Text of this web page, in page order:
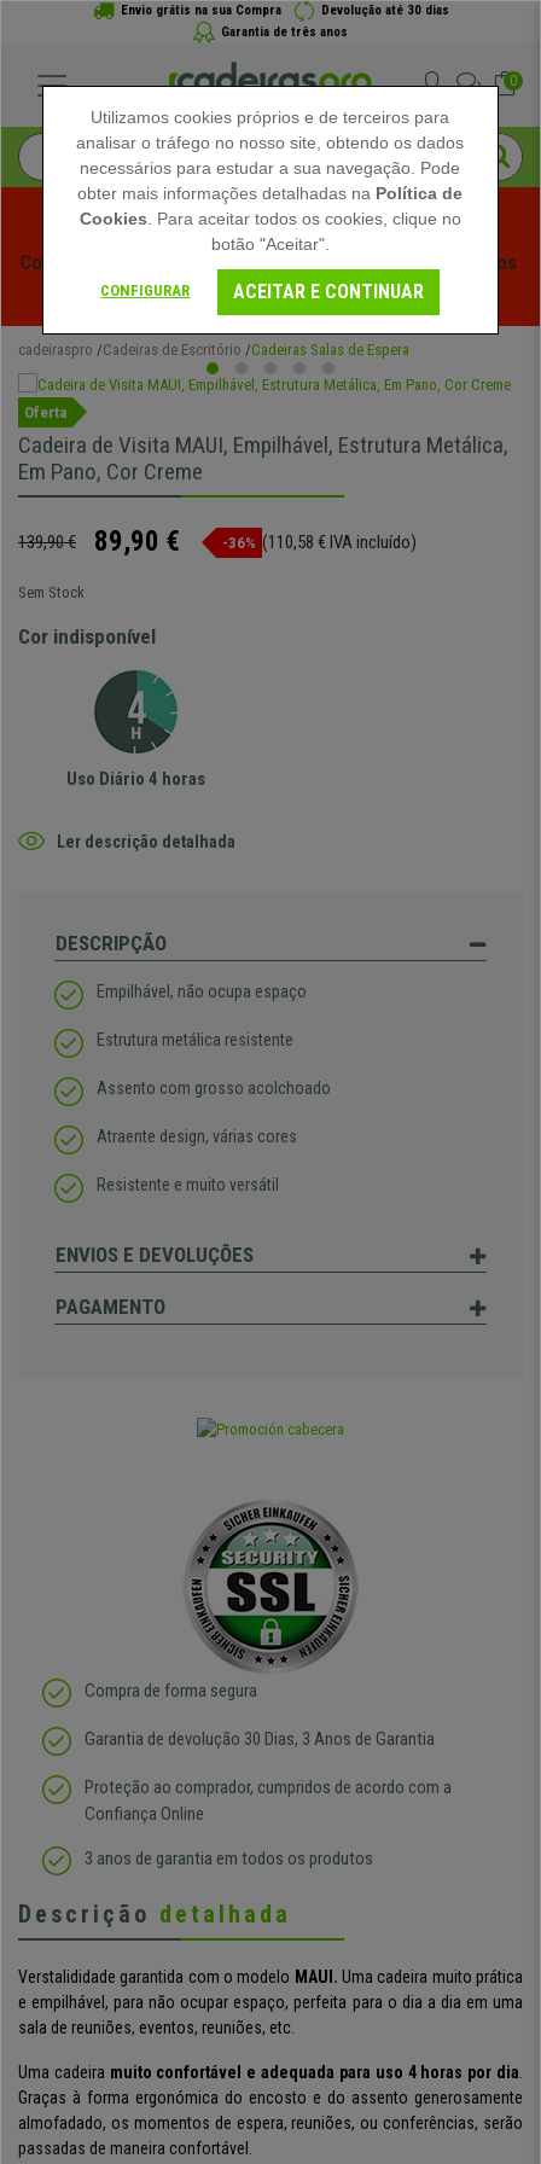
Envio grátis na sua Compra
Devolução até 30 dias
Garantia de três anos
0
Começam os Saldos de Verão em Cadeiraspro! Descontos
Exclusivos por Tempo Limitado - Ver Promoção
cadeiraspro Cadeiras de Escritório Cadeiras Salas de Espera
Oferta
Cadeira de Visita MAUI, Empilhável, Estrutura Metálica,
Em Pano, Cor Creme
139,90 € 89,90 € -36% (110,58 € IVA incluído)
Sem Stock
Cor indisponível
Uso Diário 4 horas
Ler descrição detalhada
DESCRIPÇÃO
Empilhável, não ocupa espaço
Estrutura metálica resistente
Assento com grosso acolchoado
Atraente design, várias cores
Resistente e muito versátil
ENVIOS E DEVOLUÇÕES
PAGAMENTO
Compra de forma segura
Garantia de devolução 30 Dias, 3 Anos de Garantia
Proteção ao comprador, cumpridos de acordo com a
Confiança Online
3 anos de garantia em todos os produtos
Descrição detalhada
Verstalididade garantida com o modelo MAUI. Uma cadeira muito prática
e empilhável, para não ocupar espaço, perfeita para o dia a dia em uma
sala de reuniões, eventos, reuniões, etc.
Uma cadeira muito confortável e adequada para uso 4 horas por dia
Graças à forma ergonómica do encosto e do assento generosamente
almofadado, os momentos de espera, reuniões, ou conferências, serão
passadas de maneira confortável.
Utilizamos cookies próprios e de terceiros para
analisar o tráfego no nosso site, obtendo os dados
necessários para estudar a sua navegação. Pode
obter mais informações detalhadas na Política de
Cookies . Para aceitar todos os cookies, clique no
botão "Aceitar".
CONFIGURAR ACEITAR E CONTINUAR